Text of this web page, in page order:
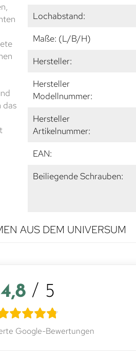
das
Lochabstand:
Maße: (L/B/H)
Hersteller:
Hersteller
Modellnummer:
Hersteller
Artikelnummer:
EAN:
Beiliegende Schrauben:
AUS DEM UNIVERSUM
4,8 / 5
Google-Bewertungen